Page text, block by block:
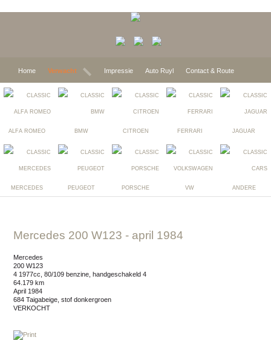
Home Verwacht Impressie Auto Ruyl Contact & Route
ALFA ROMEO BMW CITROEN FERRARI JAGUAR
MERCEDES PEUGEOT PORSCHE VW ANDERE
Mercedes 200 W123 - april 1984
Mercedes
200 W123
4 1977cc, 80/109 benzine, handgeschakeld 4
64.179 km
april 1984
684 Taigabeige, stof donkergroen
VERKOCHT